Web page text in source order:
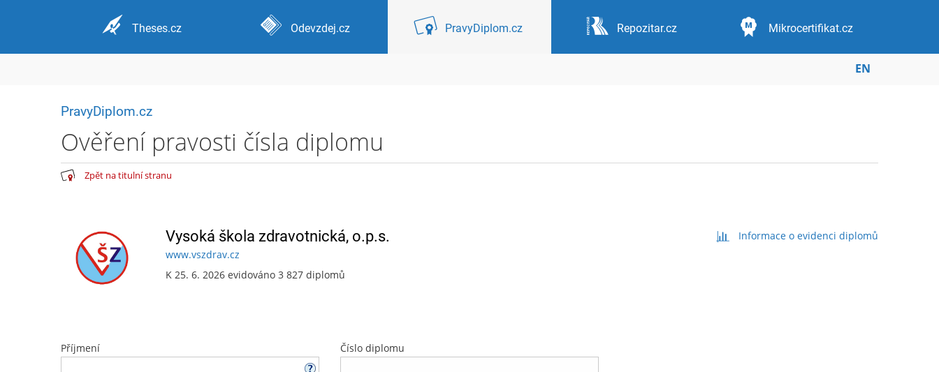
Theses.cz Odevzdej.cz PravyDiplom.cz Repozitar.cz Mikrocertifikat.cz
EN
PravyDiplom.cz
Ověření pravosti čísla diplomu
Zpět na titulní stranu
Vysoká škola zdravotnická, o.p.s.
www.vszdrav.cz
K 25. 6. 2026 evidováno 3 827 diplomů
Informace o evidenci diplomů
Příjmení Číslo diplomu